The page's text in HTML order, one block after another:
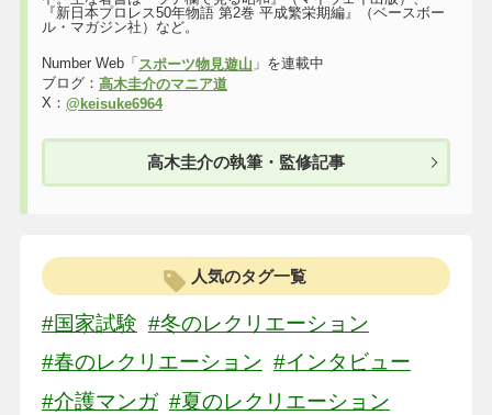
『新日本プロレス50年物語 第2巻 平成繁栄期編』（ベースボー
ル・マガジン社）など。
Number Web「 スポーツ物見遊山 」を連載中
ブログ： 高木圭介のマニア道
X： @keisuke6964
高木圭介の執筆・監修記事
人気のタグ一覧
#国家試験 #冬のレクリエーション
#春のレクリエーション #インタビュー
#介護マンガ #夏のレクリエーション